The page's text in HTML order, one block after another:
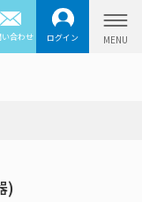
い合わせ ログイン
)